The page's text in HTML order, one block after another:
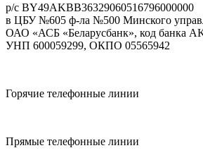
p/c BY49AKBB36329060516796000000
в ЦБУ №605 ф-ла №500 Минского
ОАО «АСБ «Беларусбанк», код банка
УНП 600059299, ОКПО 05565942
Горячие телефонные линии
Прямые телефонные линии